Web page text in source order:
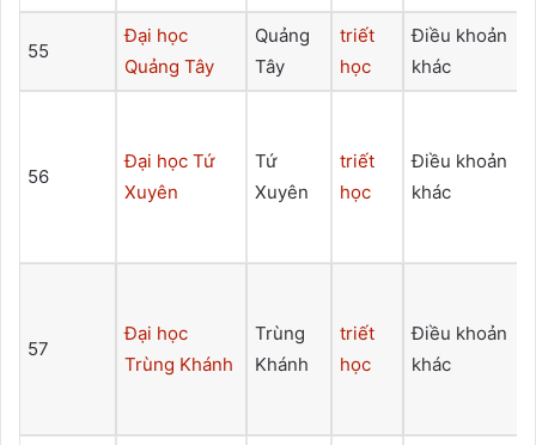
55
Đại học
Quảng Tây
Quảng
Tây
triết
học
Điều khoản
khác
56
Đại học Tứ
Xuyên
Tứ
Xuyên
triết
học
Điều khoản
khác
57
Đại học
Trùng Khánh
Trùng
Khánh
triết
học
Điều khoản
khác